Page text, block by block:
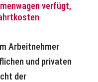
verfügt,
Arbeitnehmer
und privaten
der